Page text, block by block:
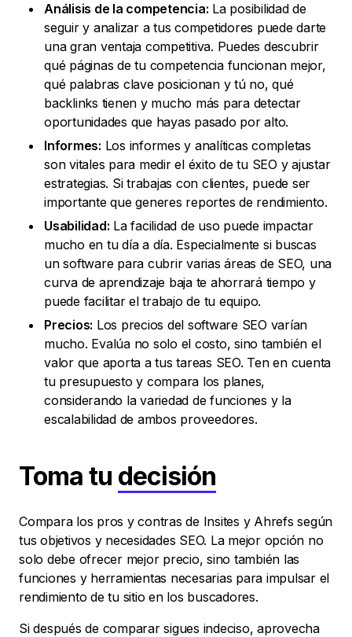
Análisis de la competencia: La posibilidad de
seguir y analizar a tus competidores puede darte
una gran ventaja competitiva. Puedes descubrir
qué páginas de tu competencia funcionan mejor,
qué palabras clave posicionan y tú no, qué
backlinks tienen y mucho más para detectar
oportunidades que hayas pasado por alto.
Informes: Los informes y analíticas completas
son vitales para medir el éxito de tu SEO y ajustar
estrategias. Si trabajas con clientes, puede ser
importante que generes reportes de rendimiento.
Usabilidad: La facilidad de uso puede impactar
mucho en tu día a día. Especialmente si buscas
un software para cubrir varias áreas de SEO, una
curva de aprendizaje baja te ahorrará tiempo y
puede facilitar el trabajo de tu equipo.
Precios: Los precios del software SEO varían
mucho. Evalúa no solo el costo, sino también el
valor que aporta a tus tareas SEO. Ten en cuenta
tu presupuesto y compara los planes,
considerando la variedad de funciones y la
escalabilidad de ambos proveedores.
Toma tu decisión
Compara los pros y contras de Insites y Ahrefs según
tus objetivos y necesidades SEO. La mejor opción no
solo debe ofrecer mejor precio, sino también las
funciones y herramientas necesarias para impulsar el
rendimiento de tu sitio en los buscadores.
Si después de comparar sigues indeciso, aprovecha